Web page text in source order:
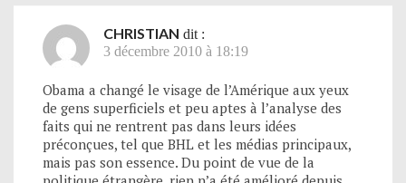
CHRISTIAN dit :
3 décembre 2010 à 18:19
Obama a changé le visage de l’Amérique aux yeux
de gens superficiels et peu aptes à l’analyse des
faits qui ne rentrent pas dans leurs idées
préconçues, tel que BHL et les médias principaux,
mais pas son essence. Du point de vue de la